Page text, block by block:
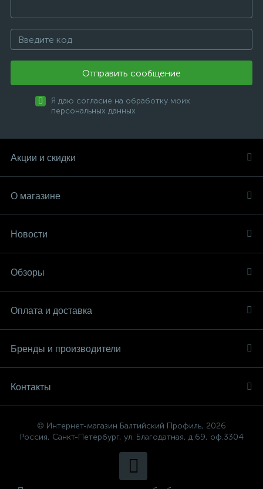
Отправить сообщение
Я даю согласие на обработку моих
персональных данных
Акции и скидки
О магазине
Новости
Обзоры
Оплата и доставка
Бренды и производители
Контакты
© Интернет-магазин Балтийский Профиль, 2026
Россия, Санкт-Петербург, ул. Благодатная, д.69, оф.3304